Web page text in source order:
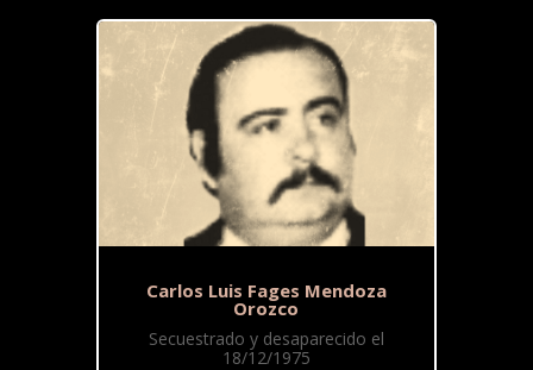
Carlos Luis Fages Mendoza
Orozco
Secuestrado y desaparecido el
18/12/1975